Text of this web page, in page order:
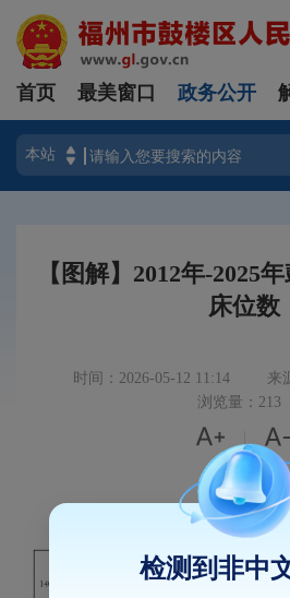
首页 最美窗口 政务公开
【图解】2012年-2025
床位数
时间：2026-05-12 11:14
来
浏览量：213

检测到非中